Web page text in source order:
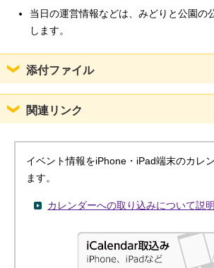
当日の運営情報などは、みどりと公園の
します。
添付ファイル
関連リンク
イベント情報をiPhone・iPad端末のカレ
ます。
カレンダーへの取り込みについて説